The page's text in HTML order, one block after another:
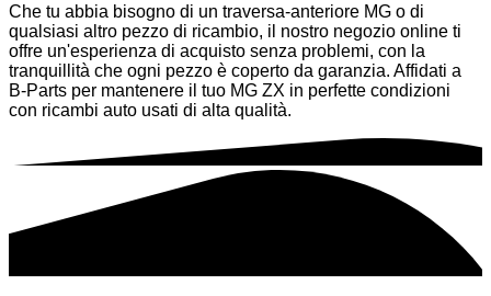
Che tu abbia bisogno di un traversa-anteriore MG o di
qualsiasi altro pezzo di ricambio, il nostro negozio online ti
offre un'esperienza di acquisto senza problemi, con la
tranquillità che ogni pezzo è coperto da garanzia. Affidati a
B-Parts per mantenere il tuo MG ZX in perfette condizioni
con ricambi auto usati di alta qualità.